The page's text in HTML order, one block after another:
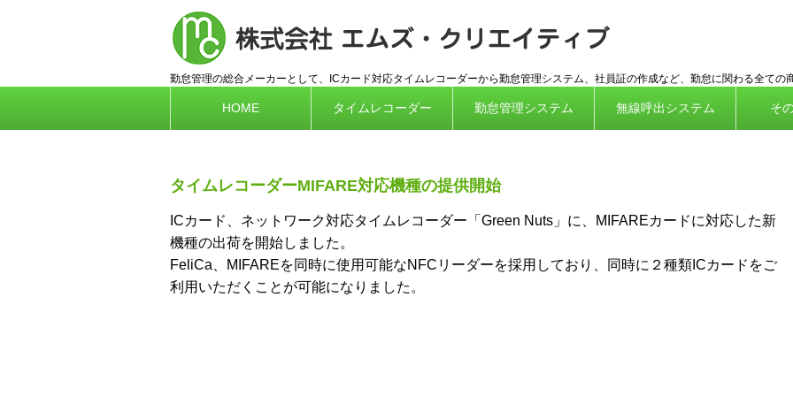
勤怠管理の総合メーカーとして、ICカード対応タイムレコーダーから勤怠管理システム、社員証の作成など、勤怠に関わる全て
HOME タイムレコーダー 勤怠管理システム 無線呼出システム そ
タイムレコーダーMIFARE対応機種の提供開始
ICカード、ネットワーク対応タイムレコーダー「Green Nuts」に、MIFAREカードに対応した新
機種の出荷を開始しました。
FeliCa、MIFAREを同時に使用可能なNFCリーダーを採用しており、同時に２種類ICカードをご
利用いただくことが可能になりました。